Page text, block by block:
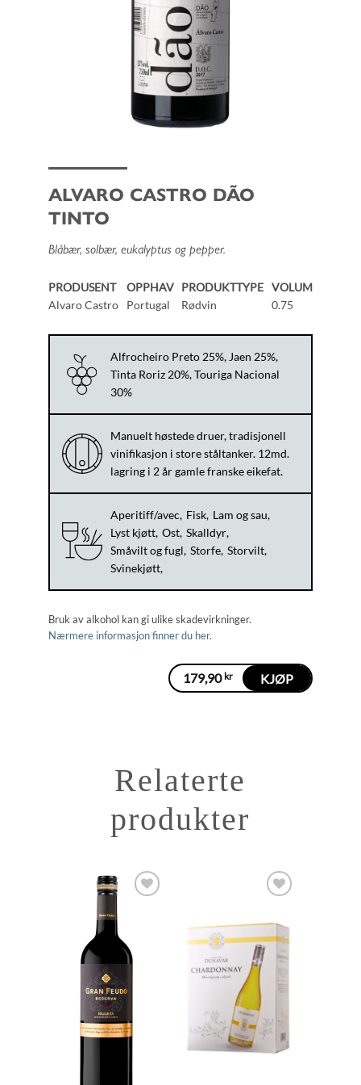
ALVARO CASTRO DÃO
TINTO
Blåbær, solbær, eukalyptus og pepper.
PRODUSENT
Alvaro Castro
OPPHAV
Portugal
PRODUKTTYPE
Rødvin
VOLUM
0.75
Alfrocheiro Preto 25%, Jaen 25%,
Tinta Roriz 20%, Touriga Nacional
30%
Manuelt høstede druer, tradisjonell
vinifikasjon i store ståltanker. 12md.
lagring i 2 år gamle franske eikefat.
Aperitiff/avec Fisk Lam og sau
Lyst kjøtt Ost Skalldyr
Småvilt og fugl Storfe Storvilt
Svinekjøtt
Bruk av alkohol kan gi ulike skadevirkninger.
Nærmere informasjon finner du her.
179,90 kr KJØP
Relaterte
produkter